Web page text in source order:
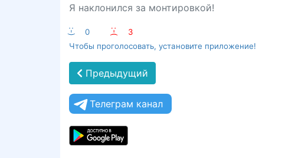
Я наклонился за монтировкой!
:-) 0 :-(
3
Чтобы проголосовать, установите приложение!
Предыдущий
Телеграм канал